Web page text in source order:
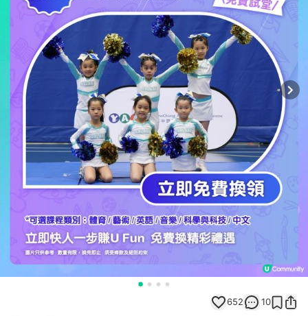
652 10